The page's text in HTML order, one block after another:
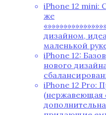
iPhone 12 mini:
же
дизайном‚
маленькой
iPhone 12:
нового
iPhone 12 Pro:
(нержавеющая